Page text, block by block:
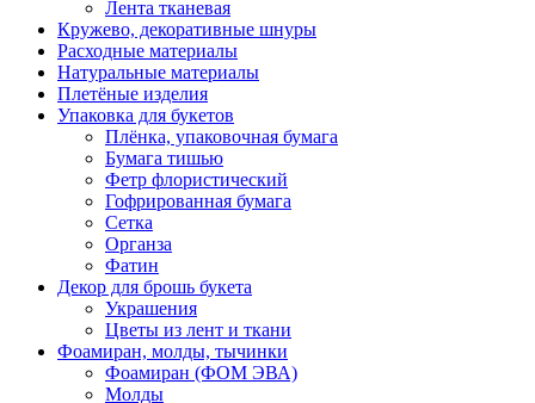
Лента тканевая
Кружево, декоративные шнуры
Расходные материалы
Натуральные материалы
Плетёные изделия
Упаковка для букетов
Плёнка, упаковочная бумага
Бумага тишью
Фетр флористический
Гофрированная бумага
Сетка
Органза
Фатин
Декор для брошь букета
Украшения
Цветы из лент и ткани
Фоамиран, молды, тычинки
Фоамиран (ФОМ ЭВА)
Молды